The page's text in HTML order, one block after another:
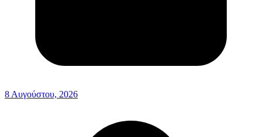
8 Αυγούστου, 2026